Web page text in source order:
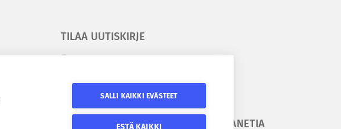
SALLI KAIKKI EVÄSTEET
ESTÄ KAIKKI
TILAA UUTISKIRJE
SEURAA EPANETIA